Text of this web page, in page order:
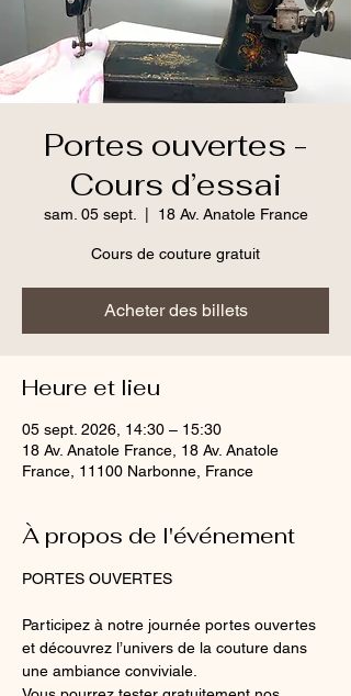
Portes ouvertes -
Cours d’essai
sam. 05 sept. 18 Av. Anatole France
Cours de couture gratuit
Acheter des billets
Heure et lieu
05 sept. 2026, 14:30 – 15:30
18 Av. Anatole France, 18 Av. Anatole
France, 11100 Narbonne, France
À propos de l'événement
PORTES OUVERTES
Participez à notre journée portes ouvertes
et découvrez l’univers de la couture dans
une ambiance conviviale.